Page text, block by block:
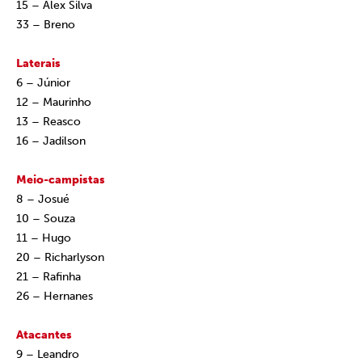
15 – Alex Silva
33 – Breno
Laterais
6 – Júnior
12 – Maurinho
13 – Reasco
16 – Jadilson
Meio-campistas
8 – Josué
10 – Souza
11 – Hugo
20 – Richarlyson
21 – Rafinha
26 – Hernanes
Atacantes
9 – Leandro